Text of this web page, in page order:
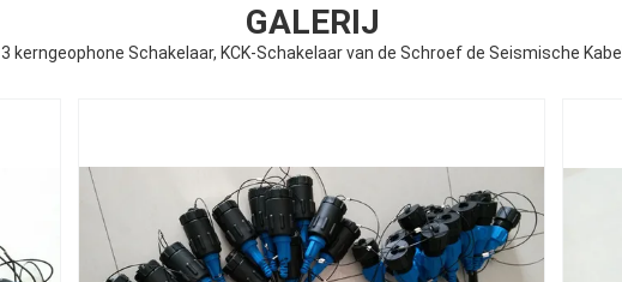
GALERIJ
3 kerngeophone Schakelaar, KCK-Schakelaar van de Schroef de Seismische Kabel